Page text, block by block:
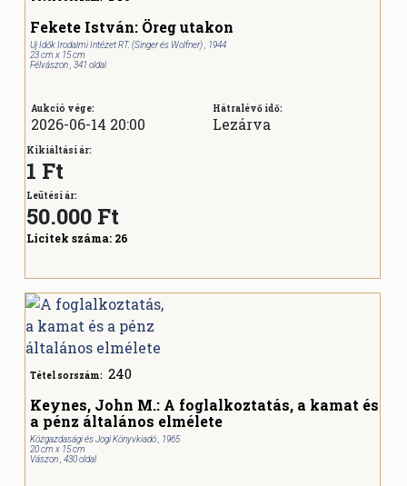
Fekete István: Öreg utakon
Uj Idők Irodalmi Intézet RT. (Singer és Wolfner) , 1944
23 cm x 15 cm
Félvászon , 341 oldal
Aukció vége:
2026-06-14 20:00
Hátralévő idő:
Lezárva
Kikiáltási ár:
1 Ft
Leütési ár:
50.000 Ft
Licitek száma: 26
Tétel sorszám: 240
Keynes, John M.: A foglalkoztatás, a kamat és
a pénz általános elmélete
Közgazdasági és Jogi Könyvkiadó , 1965
20 cm x 15 cm
Vászon , 430 oldal